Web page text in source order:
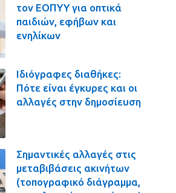
τον ΕΟΠΥΥ για οπτικά
παιδιών, εφήβων και
ενηλίκων
Ιδιόγραφες διαθήκες:
Πότε είναι έγκυρες και οι
αλλαγές στην δημοσίευση
Σημαντικές αλλαγές στις
μεταβιβάσεις ακινήτων
(τοπογραφικό διάγραμμα,